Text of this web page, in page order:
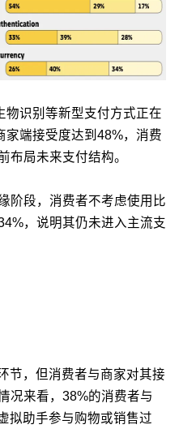
物识别等新型支付方式正在
端接受度达到48%，消费
布局未来支付结构。
阶段，消费者不考虑使用比
，说明其仍未进入主流支
节，但消费者与商家对其接
况来看，38%的消费者与
拟助手参与购物或销售过